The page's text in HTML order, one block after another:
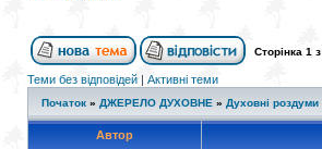
Сторінка 1 з
Теми без відповідей | Активні теми
Початок » ДЖЕРЕЛО ДУХОВНЕ » Духовні роздуми
Автор